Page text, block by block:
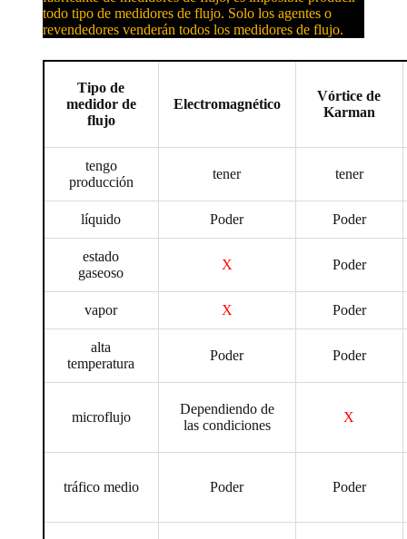
todo tipo de medidores de flujo. Solo los agentes o
revendedores venderán todos los medidores de flujo.
Tipo de
medidor de
flujo
Electromagnético
Vórtice de
Karman
tengo
producción
tener tener
líquido Poder Poder
estado
gaseoso
X Poder
vapor X Poder
alta
temperatura
Poder Poder
microflujo
Dependiendo de
las condiciones
X
tráfico medio Poder Poder